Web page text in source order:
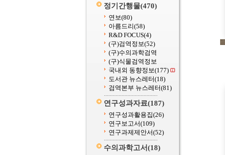
정기간행물(470)
연보(80)
아름드리(58)
R&D FOCUS(4)
(구)검역정보(52)
(구)수의과학검역
(구)식물검역정보
국내외 동향정보(177)
도서관 뉴스레터(18)
검역본부 뉴스레터(81)
연구성과자료(187)
연구성과활용집(26)
연구보고서(109)
연구과제제안서(52)
수의과학고서(18)